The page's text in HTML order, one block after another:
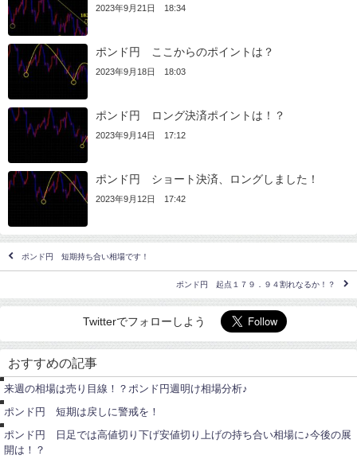
2023年9月21日 18:34
ポンド円 ここからのポイントは？
2023年9月18日 18:03
ポンド円 ロング決済ポイントは！？
2023年9月14日 17:12
ポンド円 ショート決済、ロングしました！
2023年9月12日 17:42
ポンド円 短期持ち合い相場です！
ポンド円 起点１７９．９４割れなるか！？
Twitterでフォローしよう
おすすめの記事
来週の相場は売り目線！？ポンド円週明け相場分析♪
ポンド円 短期は戻しに警戒を！
ポンド円 日足では高値切り下げ安値切り上げの持ち合い相場に♪今後の展
開は！？